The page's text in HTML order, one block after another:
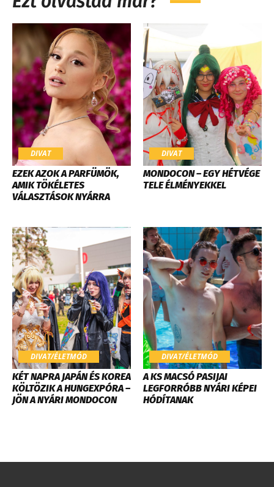
DIVAT
EZEK AZOK A PARFÜMÖK,
AMIK TÖKÉLETES
VÁLASZTÁSOK NYÁRRA
DIVAT
MONDOCON – EGY HÉTVÉGE
TELE ÉLMÉNYEKKEL
DIVAT/ÉLETMÓD
KÉT NAPRA JAPÁN ÉS KOREA
KÖLTÖZIK A HUNGEXPÓRA –
JÖN A NYÁRI MONDOCON
DIVAT/ÉLETMÓD
A KS MACSÓ PASIJAI
LEGFORRÓBB NYÁRI KÉPEI
HÓDÍTANAK